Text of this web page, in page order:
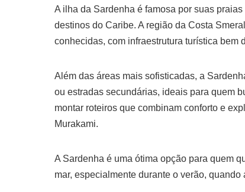
A ilha da Sardenha é famosa por suas
destinos do Caribe. A região da Costa
conhecidas, com infraestrutura turística bem
Além das áreas mais sofisticadas, a
ou estradas secundárias, ideais para quem
montar roteiros que combinam conforto e
Murakami.
A Sardenha é uma ótima opção para quem
mar, especialmente durante o verão,